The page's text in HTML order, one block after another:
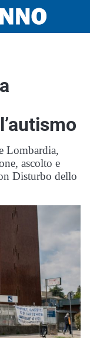
Lombardia,
ascolto e
Disturbo dello